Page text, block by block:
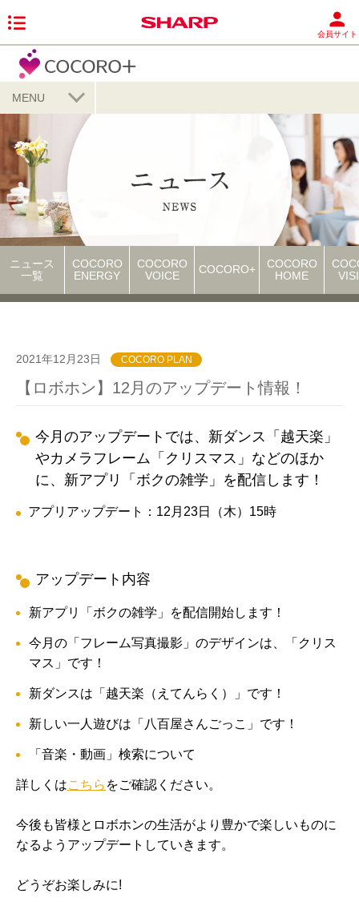
会員サイト
MENU
ニュース
一覧
COCORO
ENERGY
COCORO
VOICE
COCORO+
COCORO
HOME
2021年12月23日 COCORO PLAN
【ロボホン】12月のアップデート情報！
今月のアップデートでは、新ダンス「越天楽」
やカメラフレーム「クリスマス」などのほか
に、新アプリ「ボクの雑学」を配信します！
アプリアップデート：12月23日（木）15時
アップデート内容
新アプリ「ボクの雑学」を配信開始します！
今月の「フレーム写真撮影」のデザインは、「クリス
マス」です！
新ダンスは「越天楽（えてんらく）」です！
新しい一人遊びは「八百屋さんごっこ」です！
「音楽・動画」検索について
詳しくはこちら をご確認ください。
今後も皆様とロボホンの生活がより豊かで楽しいものに
なるようアップデートしていきます。
どうぞお楽しみに!